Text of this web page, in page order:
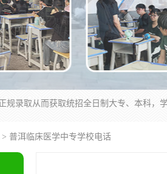
> 普洱临床医学中专学校电话